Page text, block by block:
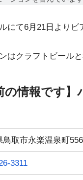
にて6月21日よりビ
はクラフトビール
の情報です
鳥取市永楽温泉町
3311